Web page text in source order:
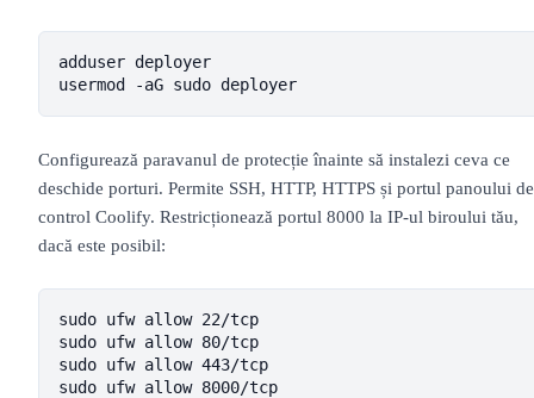
adduser deployer
usermod -aG sudo deployer
Configurează paravanul de protecție înainte să instalezi ceva ce
deschide porturi. Permite SSH, HTTP, HTTPS și portul panoului de
control Coolify. Restricționează portul 8000 la IP-ul biroului tău,
dacă este posibil:
sudo ufw allow 22/tcp
sudo ufw allow 80/tcp
sudo ufw allow 443/tcp
sudo ufw allow 8000/tcp